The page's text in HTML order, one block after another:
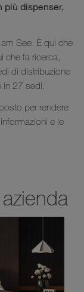
dispenser,
See. È qui che
che fa ricerca,
di distribuzione
in 27 sedi.
per rendere
e le